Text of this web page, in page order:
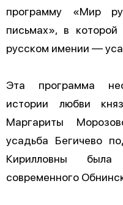
программу «Мир
письмах», в которой
русском имении —
Эта программа
истории любви
Маргариты
усадьба Бегичево
Кирилловны
современного